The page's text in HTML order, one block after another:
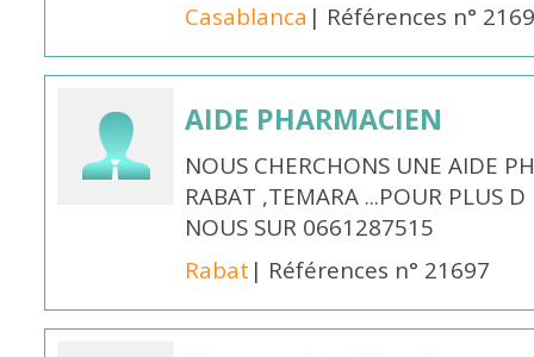
Casablanca | Références n°
AIDE PHARMACIEN
NOUS CHERCHONS UNE AIDE
RABAT ,TEMARA ...POUR PLUS
NOUS SUR 0661287515
Rabat | Références n° 21697